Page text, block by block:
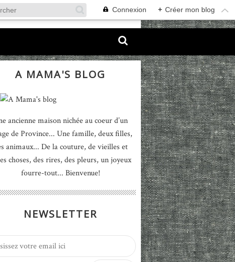
Connexion + Créer mon blog
A MAMA'S BLOG
ancienne maison nichée au coeur d’un
de Province... Une famille, deux filles,
animaux... De la couture, de vieilles et
choses, des rires, des pleurs, un joyeux
fourre-tout... Bienvenue!
NEWSLETTER